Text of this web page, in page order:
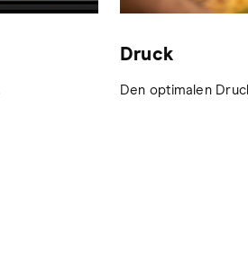
Druck
Den optimalen